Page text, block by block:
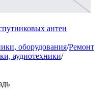
антен
оборудования/Ремонт
аудиотехники/